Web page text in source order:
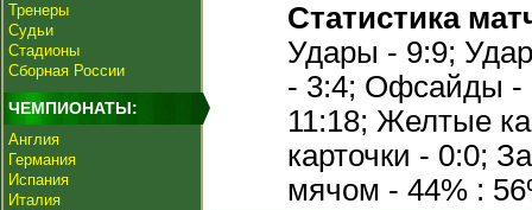
Тренеры
Судьи
Стадионы
Сборная России
ЧЕМПИОНАТЫ:
Англия
Германия
Испания
Италия
Статистика
Удары - 9:9;
- 3:4; Офсайды -
11:18; Желтые
карточки - 0:0;
мячом - 44% :